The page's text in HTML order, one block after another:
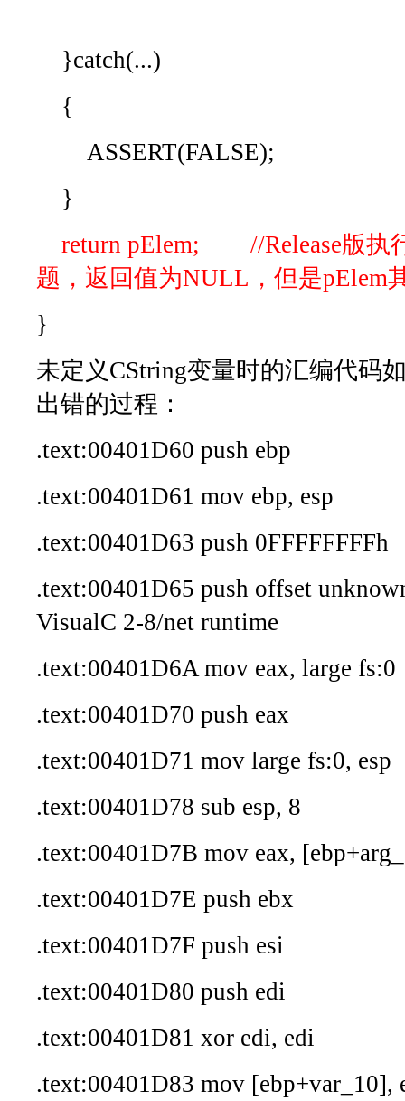
}catch(...)
{
ASSERT(FALSE);
}
return pElem; //Release版执
题，返回值为NULL，但是pElem
}
未定义CString变量时的汇编代码
出错的过程：
.text:00401D60 push ebp
.text:00401D61 mov ebp, esp
.text:00401D63 push 0FFFFFFFFh
.text:00401D65 push offset
VisualC 2-8/net runtime
.text:00401D6A mov eax, large fs:0
.text:00401D70 push eax
.text:00401D71 mov large fs:0, esp
.text:00401D78 sub esp, 8
.text:00401D7B mov eax,
.text:00401D7E push ebx
.text:00401D7F push esi
.text:00401D80 push edi
.text:00401D81 xor edi, edi
.text:00401D83 mov [ebp+var_10],